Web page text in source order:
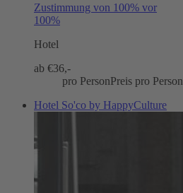
Zustimmung von 100% vor
100%
Hotel
ab €36,-
pro PersonPreis pro Person
Hotel So'co by HappyCulture